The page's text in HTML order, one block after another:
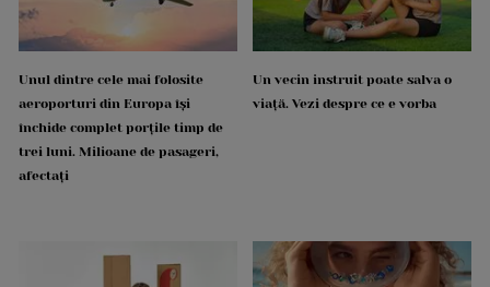
Unul dintre cele mai folosite
aeroporturi din Europa își
închide complet porțile timp de
trei luni. Milioane de pasageri,
afectați
Un vecin instruit poate salva o
viață. Vezi despre ce e vorba